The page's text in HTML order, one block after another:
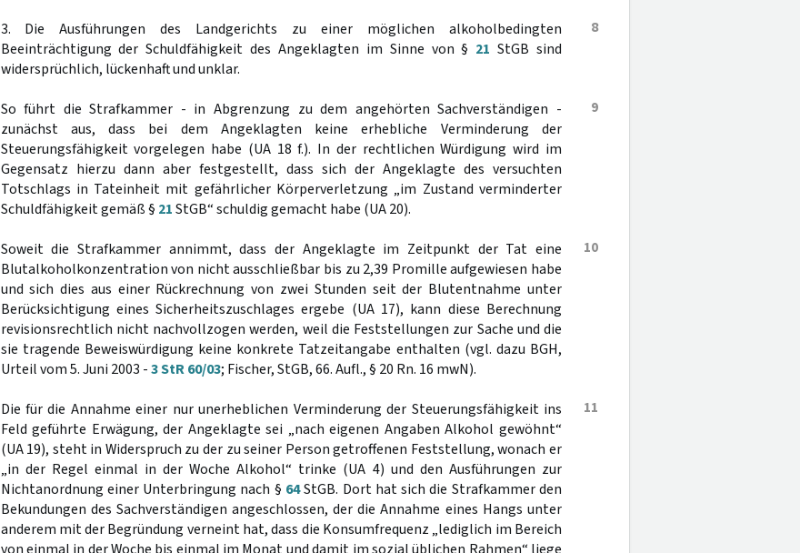
8
3. Die Ausführungen des Landgerichts zu einer möglichen alkoholbedingten
Beeinträchtigung der Schuldfähigkeit des Angeklagten im Sinne von § 21 StGB sind
widersprüchlich, lückenhaft und unklar.
9
So führt die Strafkammer - in Abgrenzung zu dem angehörten Sachverständigen -
zunächst aus, dass bei dem Angeklagten keine erhebliche Verminderung der
Steuerungsfähigkeit vorgelegen habe (UA 18 f.). In der rechtlichen Würdigung wird im
Gegensatz hierzu dann aber festgestellt, dass sich der Angeklagte des versuchten
Totschlags in Tateinheit mit gefährlicher Körperverletzung „im Zustand verminderter
Schuldfähigkeit gemäß § 21StGB“ schuldig gemacht habe (UA 20).
10
Soweit die Strafkammer annimmt, dass der Angeklagte im Zeitpunkt der Tat eine
Blutalkoholkonzentration von nicht ausschließbar bis zu 2,39 Promille aufgewiesen habe
und sich dies aus einer Rückrechnung von zwei Stunden seit der Blutentnahme unter
Berücksichtigung eines Sicherheitszuschlages ergebe (UA 17), kann diese Berechnung
revisionsrechtlich nicht nachvollzogen werden, weil die Feststellungen zur Sache und die
sie tragende Beweiswürdigung keine konkrete Tatzeitangabe enthalten (vgl. dazu BGH,
Urteil vom 5. Juni 2003 -3 StR 60/03; Fischer, StGB, 66. Aufl., § 20 Rn. 16 mwN).
11
Die für die Annahme einer nur unerheblichen Verminderung der Steuerungsfähigkeit ins
Feld geführte Erwägung, der Angeklagte sei „nach eigenen Angaben Alkohol gewöhnt“
(UA 19), steht in Widerspruch zu der zu seiner Person getroffenen Feststellung, wonach er
„in der Regel einmal in der Woche Alkohol“ trinke (UA 4) und den Ausführungen zur
Nichtanordnung einer Unterbringung nach § 64StGB. Dort hat sich die Strafkammer den
Bekundungen des Sachverständigen angeschlossen, der die Annahme eines Hangs unter
anderem mit der Begründung verneint hat, dass die Konsumfrequenz „lediglich im Bereich